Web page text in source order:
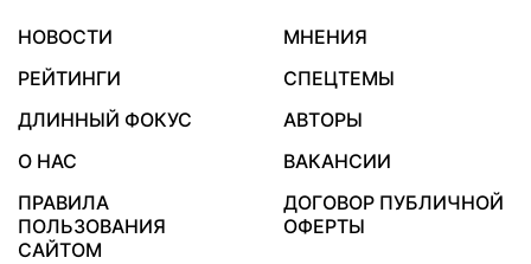
НОВОСТИ
МНЕНИЯ
РЕЙТИНГИ
СПЕЦТЕМЫ
ДЛИННЫЙ ФОКУС
АВТОРЫ
О НАС
ВАКАНСИИ
ПРАВИЛА
ПОЛЬЗОВАНИЯ
САЙТОМ
ДОГОВОР ПУБЛИЧНОЙ
ОФЕРТЫ